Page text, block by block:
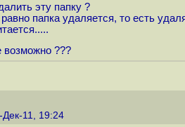
эту папку ?
папка удаляется, то есть
возможно ???
11, 19:24